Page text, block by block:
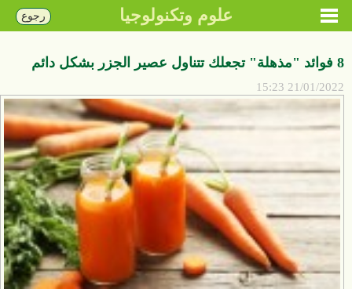
رجوع علوم وتكنولوجيا
8 فوائد "مذهلة" تجعلك تتناول عصير الجزر بشكل دائم
21/01/2022 15:23